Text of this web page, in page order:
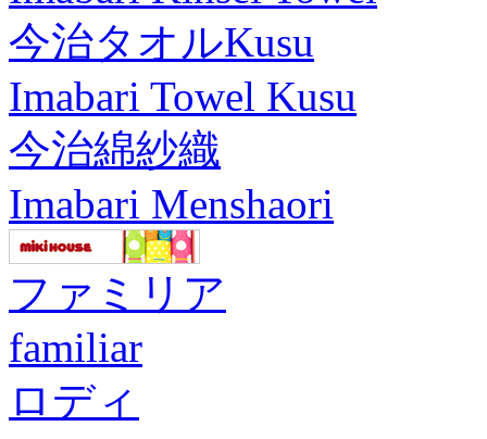
今治タオルKusu
Imabari Towel Kusu
今治綿紗織
Imabari Menshaori
ファミリア
familiar
ロディ